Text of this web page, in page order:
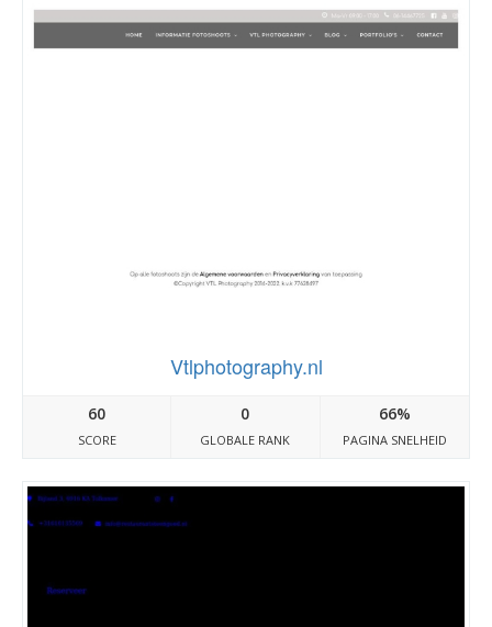
Vtlphotography.nl
60
SCORE
0
GLOBALE RANK
66%
PAGINA SNELHEID